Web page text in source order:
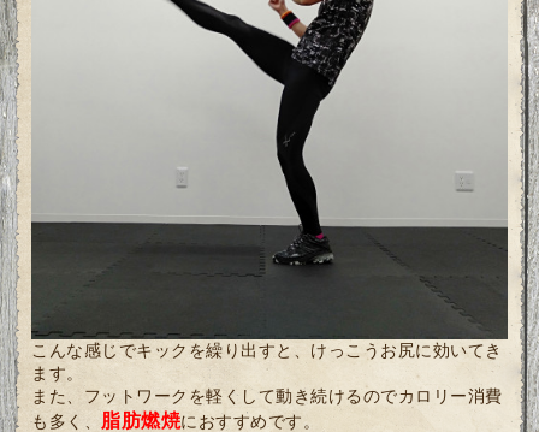
こんな感じでキックを繰り出すと、けっこうお尻に効いてき
ます。
また、フットワークを軽くして動き続けるのでカロリー消費
も多く、 脂肪燃焼におすすめです。